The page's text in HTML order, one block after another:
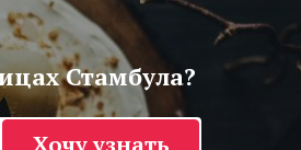
Стамбула?
Хочу узнать